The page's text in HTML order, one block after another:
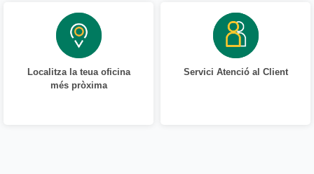
Localitza la teua oficina
més pròxima
Servici Atenció al Client